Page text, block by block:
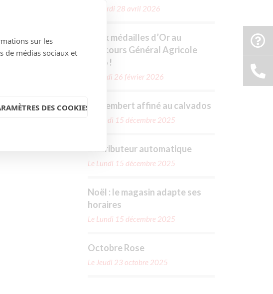
de plats
et poireaux.
:
Le Mardi 28 avril 2026
Deux médailles d’Or au
Concours Général Agricole
2026 !
Le Jeudi 26 février 2026
Camembert affiné au calvados
Le Lundi 15 décembre 2025
Distributeur automatique
Le Lundi 15 décembre 2025
Noël : le magasin adapte ses
horaires
Le Lundi 15 décembre 2025
Octobre Rose
Le Jeudi 23 octobre 2025
sur les
de médias sociaux et
DES COOKIES